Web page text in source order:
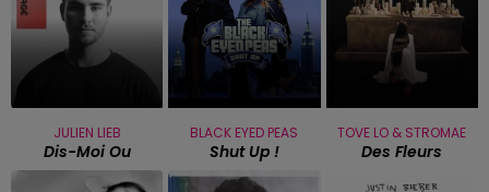
JULIEN LIEB
Dis-Moi Ou
BLACK EYED PEAS
Shut Up !
TOVE LO & STROMAE
Des Fleurs